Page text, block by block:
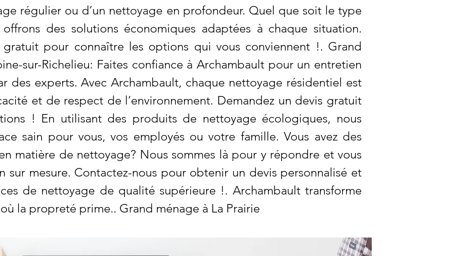
régulier ou d’un nettoyage en profondeur. Quel que soit le type
des solutions économiques adaptées à chaque situation.
gratuit pour connaître les options qui vous conviennent !. Grand
sur-Richelieu: Faites confiance à Archambault pour un entretien
des experts. Avec Archambault, chaque nettoyage résidentiel est
et de respect de l’environnement. Demandez un devis gratuit
! En utilisant des produits de nettoyage écologiques, nous
sain pour vous, vos employés ou votre famille. Vous avez des
matière de nettoyage? Nous sommes là pour y répondre et vous
sur mesure. Contactez-nous pour obtenir un devis personnalisé et
de nettoyage de qualité supérieure !. Archambault transforme
la propreté prime.. Grand ménage à La Prairie